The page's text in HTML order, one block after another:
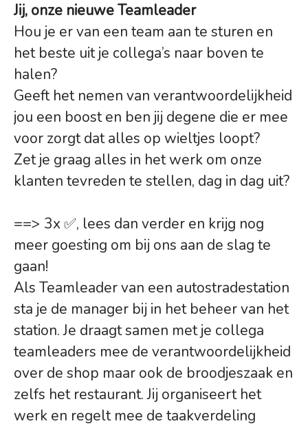
Jij, onze nieuwe Teamleader
Hou je er van een team aan te sturen en
het beste uit je collega’s naar boven te
halen?
Geeft het nemen van verantwoordelijkheid
jou een boost en ben jij degene die er mee
voor zorgt dat alles op wieltjes loopt?
Zet je graag alles in het werk om onze
klanten tevreden te stellen, dag in dag uit?
==> 3x ✅, lees dan verder en krijg nog
meer goesting om bij ons aan de slag te
gaan!
Als Teamleader van een autostradestation
sta je de manager bij in het beheer van het
station. Je draagt samen met je collega
teamleaders mee de verantwoordelijkheid
over de shop maar ook de broodjeszaak en
zelfs het restaurant. Jij organiseert het
werk en regelt mee de taakverdeling